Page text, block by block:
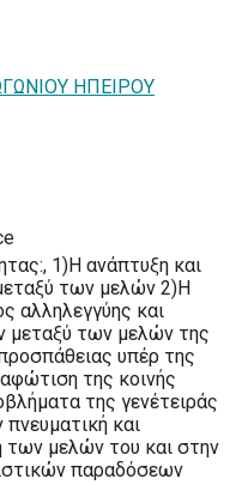
ΗΠΕΙΡΟΥ
1)Η ανάπτυξη και
των μελών 2)Η
αλληλεγγύης και
μεταξύ των μελών της
υπέρ της
της κοινής
της γενέτειράς
και
των μελών του και στην
παραδόσεων